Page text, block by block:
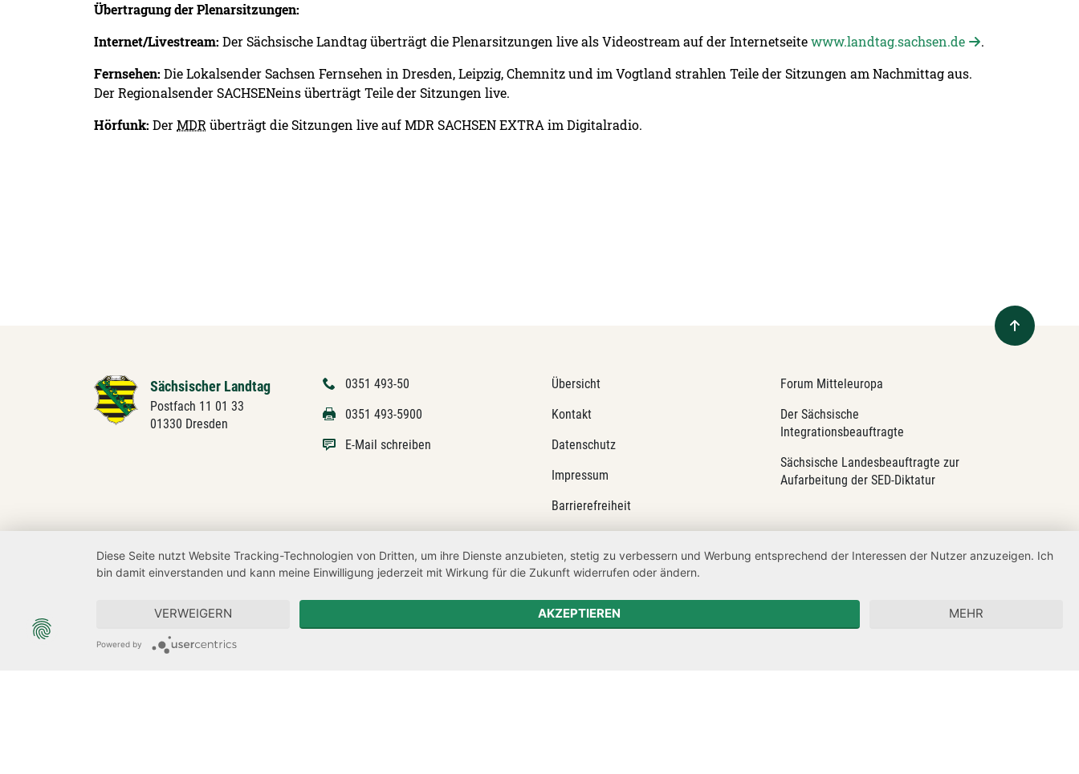
Übertragung der Plenarsitzungen:
Internet/Livestream: Der Sächsische Landtag überträgt die Plenarsitzungen live als Videostream auf der Internetseitewww.landtag.sachsen.de
.
Fernsehen: Die Lokalsender Sachsen Fernsehen in Dresden, Leipzig, Chemnitz und im Vogtland strahlen Teile der Sitzungen am Nachmittag aus.
Der Regionalsender SACHSENeins überträgt Teile der Sitzungen live.
Hörfunk: DerMDR überträgt die Sitzungen live auf MDR SACHSEN EXTRA im Digitalradio.
Sächsischer Landtag
Postfach 11 01 33
01330 Dresden
0351 493-50
0351 493-5900
E-Mail schreiben
Übersicht
Kontakt
Datenschutz
Impressum
Barrierefreiheit
Netiquette
Transparenzanspruch
Hinweisgeberschutz
Forum Mitteleuropa
Der Sächsische
Integrationsbeauftragte
Sächsische Landesbeauftragte zur
Aufarbeitung der SED-Diktatur
Diese Seite nutzt Website Tracking-Technologien von Dritten, um ihre Dienste anzubieten, stetig zu verbessern und Werbung entsprechend der Interessen der Nutzer anzuzeigen. Ich
bin damit einverstanden und kann meine Einwilligung jederzeit mit Wirkung für die Zukunft widerrufen oder ändern.
VERWEIGERN AKZEPTIEREN MEHR
Powered by